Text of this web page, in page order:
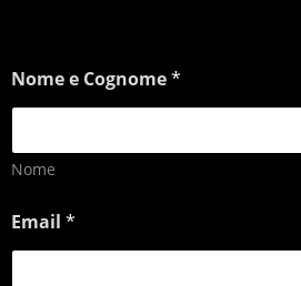
Nome e Cognome*
Nome
Email *